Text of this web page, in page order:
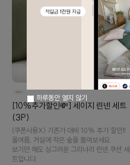
[10%추가할인💸] 세이지 린넨 세트
(3P)
(쿠폰사용X) 기존가 대비 10% 추가 할인‼️
올여름, 거실에 작은 숲을 들여보세요.
보기만 해도 싱그러운 그리너리 린넨 쿠션 세
트입니다.
하루동안 열지 않기